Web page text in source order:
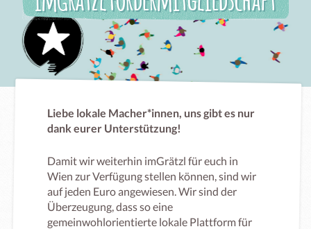
Liebe lokale Macher*innen, uns gibt es nur
dank eurer Unterstützung!
Damit wir weiterhin imGrätzl für euch in
Wien zur Verfügung stellen können, sind wir
auf jeden Euro angewiesen. Wir sind der
Überzeugung, dass so eine
gemeinwohlorientierte lokale Plattform für